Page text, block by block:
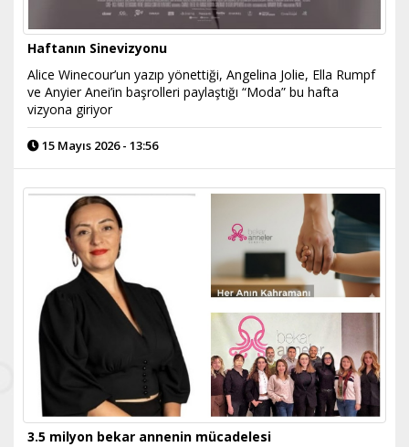
Haftanın Sinevizyonu
Alice Winecour’un yazıp yönettiği, Angelina Jolie, Ella Rumpf
ve Anyier Anei’in başrolleri paylaştığı “Moda” bu hafta
vizyona giriyor
15 Mayıs 2026 - 13:56
3.5 milyon bekar annenin mücadelesi